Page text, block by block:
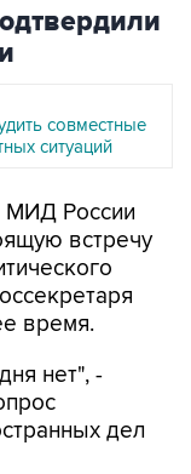
совместные
ситуаций
МИД России
встречу
время.
нет", -
дел